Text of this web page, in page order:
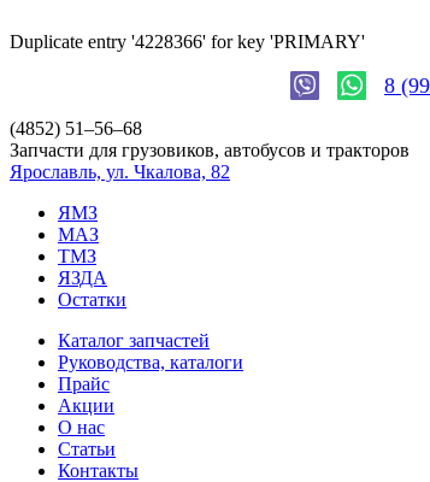
Duplicate entry '4228366' for key 'PRIMARY'
8
(4852) 51–56–68
Запчасти для грузовиков, автобусов и тракторов
Ярославль, ул. Чкалова, 82
ЯМЗ
МАЗ
ТМЗ
ЯЗДА
Остатки
Каталог запчастей
Руководства, каталоги
Прайс
Акции
О нас
Статьи
Контакты